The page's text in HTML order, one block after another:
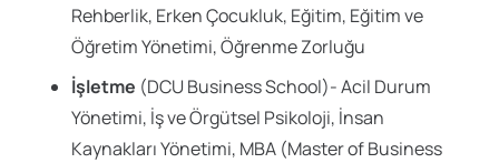
Rehberlik, Erken Çocukluk, Eğitim, Eğitim ve
Öğretim Yönetimi, Öğrenme Zorluğu
İşletme (DCU Business School)- Acil Durum
Yönetimi, İş ve Örgütsel Psikoloji, İnsan
Kaynakları Yönetimi, MBA (Master of Business